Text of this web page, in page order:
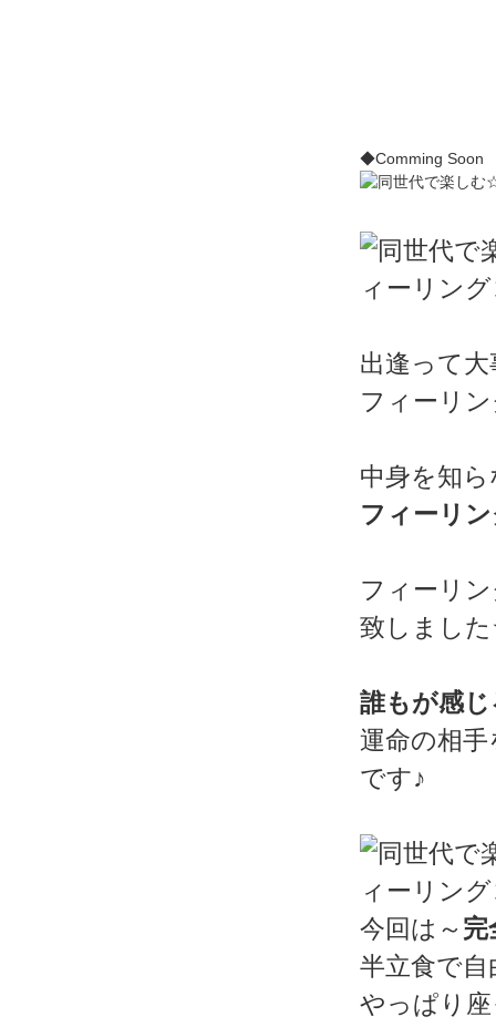
◆Comming Soon
出逢って
フィーリ
中身を知
フィーリ
フィーリ
致しまし
誰もが感
運命の相
です♪
今回は～ 完
半立食で
やっぱり